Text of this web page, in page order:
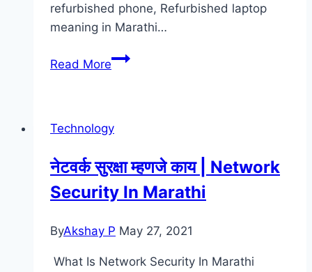
refurbished phone, Refurbished laptop
meaning in Marathi…
Read MoreRefurbished
|
Product
Meaning
Marathi
Technology
नेटवर्क सुरक्षा म्हणजे काय | Network
Security In Marathi
ByAkshay P May 27, 2021
What Is Network Security In Marathi